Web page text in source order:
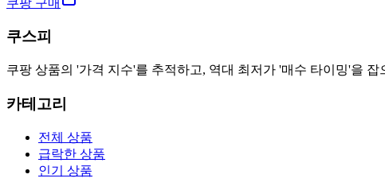
쿠스피
쿠팡 상품의 '가격 지수'를 추적하고, 역대 최저가 '매수 타이밍'을 잡
카테고리
전체 상품
급락한 상품
인기 상품